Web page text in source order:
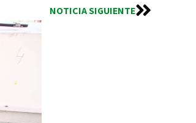
NOTICIA SIGUIENTE